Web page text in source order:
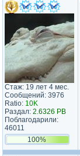
Стаж: 19 лет 4 мес.
Сообщений: 3976
Ratio: 10K
Раздал: 2.6326 PB
Поблагодарили:
46011
100%